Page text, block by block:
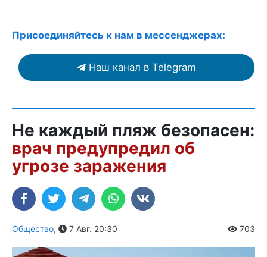
Присоединяйтесь к нам в мессенджерах:
Наш канал в Telegram
Не каждый пляж безопасен:
врач предупредил об
угрозе заражения
Общество, 7 Авг. 20:30 703